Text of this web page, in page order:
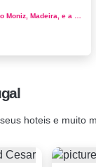
hoteis e muito